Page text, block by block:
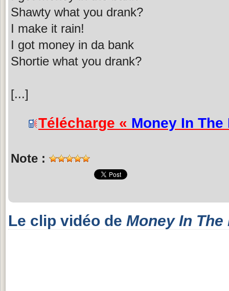
Shawty what you drank?
I make it rain!
I got money in da bank
Shortie what you drank?
[...]
Télécharge « Money In The
Note :
Le clip vidéo de Money In The